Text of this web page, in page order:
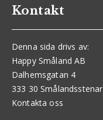
Kontakt
Denna sida drivs av:
Happy Småland AB
Dalhemsgatan 4
333 30 Smålandsstenar
Kontakta oss